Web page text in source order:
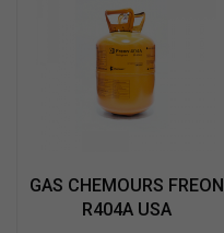
GAS CHEMOURS FREON
R404A USA